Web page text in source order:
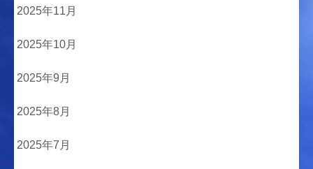
2025年11月
2025年10月
2025年9月
2025年8月
2025年7月